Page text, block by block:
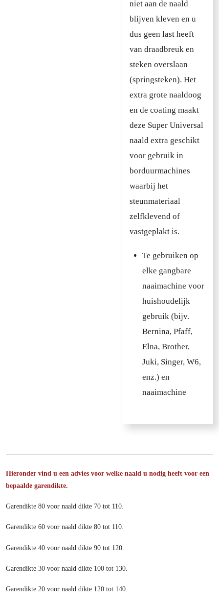
niet aan de naald
blijven kleven en u
dus geen last heeft
van draadbreuk en
steken overslaan
(springsteken). Het
extra grote naaldoog
en de coating maakt
deze Super Universal
naald extra geschikt
voor gebruik in
borduurmachines
waarbij het
steunmateriaal
zelfklevend of
vastgeplakt is.
Te gebruiken op
elke gangbare
naaimachine voor
huishoudelijk
gebruik (bijv.
Bernina, Pfaff,
Elna, Brother,
Juki, Singer, W6,
enz.) en
naaimachine
Hieronder vind u een advies voor welke naald u nodig heeft voor een
bepaalde garendikte.
Garendikte 80 voor naald dikte 70 tot 110.
Garendikte 60 voor naald dikte 80 tot 110.
Garendikte 40 voor naald dikte 90 tot 120.
Garendikte 30 voor naald dikte 100 tot 130.
Garendikte 20 voor naald dikte 120 tot 140.